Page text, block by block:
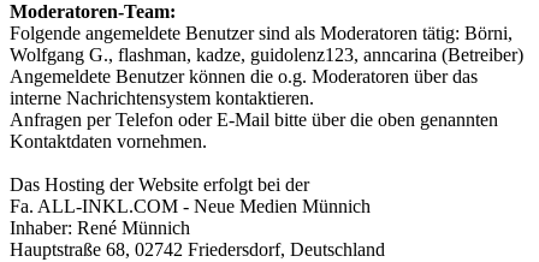
Moderatoren-Team:
Folgende angemeldete Benutzer sind als Moderatoren tätig: Börni,
Wolfgang G., flashman, kadze, guidolenz123, anncarina (Betreiber)
Angemeldete Benutzer können die o.g. Moderatoren über das
interne Nachrichtensystem kontaktieren.
Anfragen per Telefon oder E-Mail bitte über die oben genannten
Kontaktdaten vornehmen.
Das Hosting der Website erfolgt bei der
Fa. ALL-INKL.COM - Neue Medien Münnich
Inhaber: René Münnich
Hauptstraße 68, 02742 Friedersdorf, Deutschland